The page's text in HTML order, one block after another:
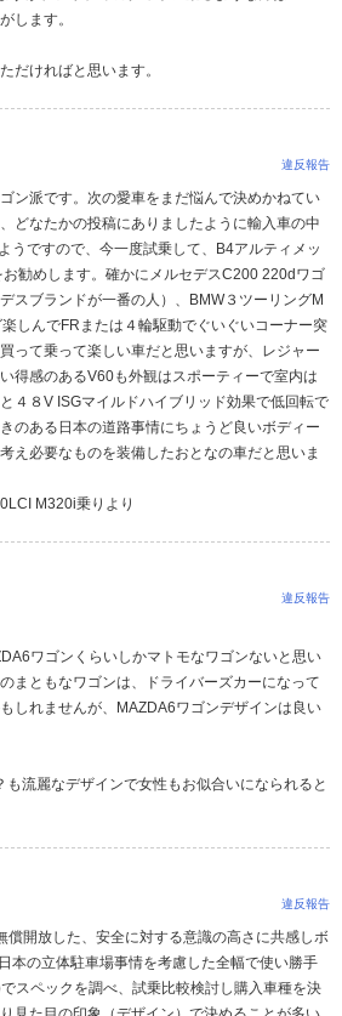
します。
だければと思います。
違反報告
ン派です。次の愛車をまだ悩んで決めかねてい
どなたかの投稿にありましたように輸入車の中
うですので、今一度試乗して、B4アルティメッ
お勧めします。確かにメルセデスC200 220dワゴ
スブランドが一番の人）、BMW３ツーリングM
しんでFRまたは４輪駆動でぐいぐいコーナー突
って乗って楽しい車だと思いますが、レジャー
得感のあるV60も外観はスポーティーで室内は
４８V ISGマイルドハイブリッド効果で低回転で
のある日本の道路事情にちょうど良いボディー
え必要なものを装備したおとなの車だと思いま
M320i乗りより
違反報告
ワゴンくらいしかマトモなワゴンないと思い
まともなワゴンは、ドライバーズカーになって
しれませんが、MAZDA6ワゴンデザインは良い
流麗なデザインで女性もお似合いになられると
違反報告
償開放した、安全に対する意識の高さに共感しボ
本の立体駐車場事情を考慮した全幅で使い勝手
スペックを調べ、試乗比較検討し購入車種を決